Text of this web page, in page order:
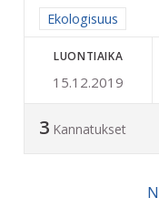
Rajaa tulokset
Ekologisuus
LUONTIAIKA
15.12.2019
3 Kannatukset